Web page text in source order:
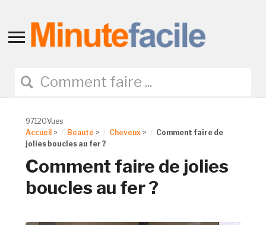
Toggle
navigation
97120Vues
Accueil > Beauté > Cheveux >
Comment faire de
jolies boucles au fer ?
Comment faire de jolies
boucles au fer ?